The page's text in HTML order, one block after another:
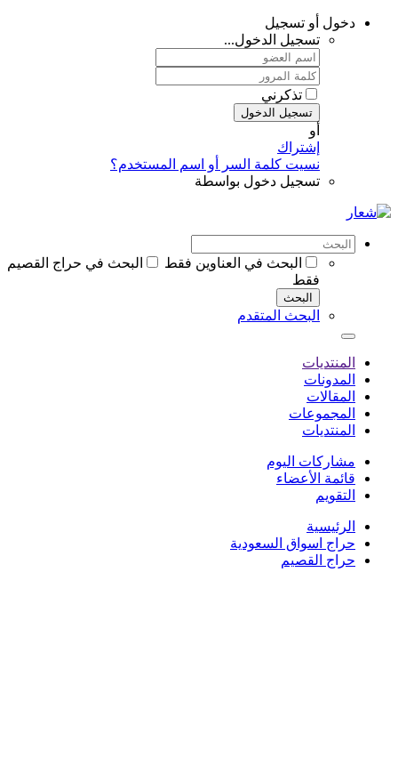
دخول أو تسجيل
تسجيل الدخول...
تذكرني
تسجيل الدخول
أو
إشتراك
نسيت كلمة السر أو اسم المستخدم؟
تسجيل دخول بواسطة
البحث في العناوين فقط
البحث في حراج القصيم
فقط
البحث
البحث المتقدم
المنتديات
المدونات
المقالات
المجموعات
المنتديات
مشاركات اليوم
قائمة الأعضاء
التقويم
الرئيسية
حراج اسواق السعودية
حراج القصيم